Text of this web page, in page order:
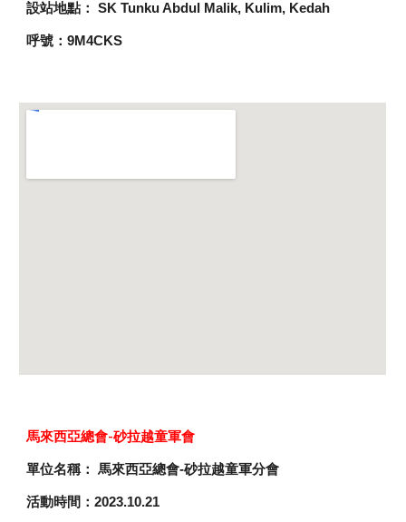
設站地點： SK Tunku Abdul Malik, Kulim, Kedah
呼號：9M4CKS
馬來西亞總會-砂拉越童軍會
單位名稱： 馬來西亞總會-砂拉越童軍分會
活動時間：2023.10.21